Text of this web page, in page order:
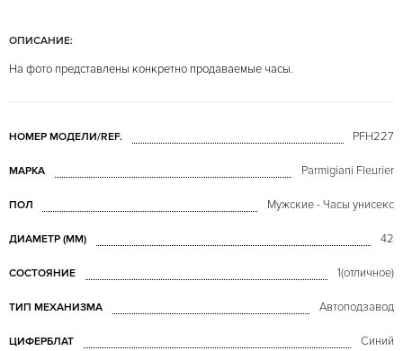
ОПИСАНИЕ:
На фото представлены конкретно продаваемые часы.
НОМЕР МОДЕЛИ/REF. PFH227
МАРКА Parmigiani Fleurier
ПОЛ Мужские - Часы унисекс
ДИАМЕТР (MM) 42
СОСТОЯНИЕ 1(отличное)
ТИП МЕХАНИЗМА Автоподзавод
ЦИФЕРБЛАТ Синий